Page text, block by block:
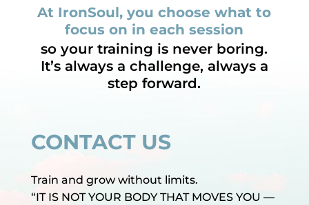
At IronSoul, you choose what to
focus on in each session
so your training is never boring.
It’s always a challenge, always a
step forward.
CONTACT US
Train and grow without limits.
“IT IS NOT YOUR BODY THAT MOVES YOU —